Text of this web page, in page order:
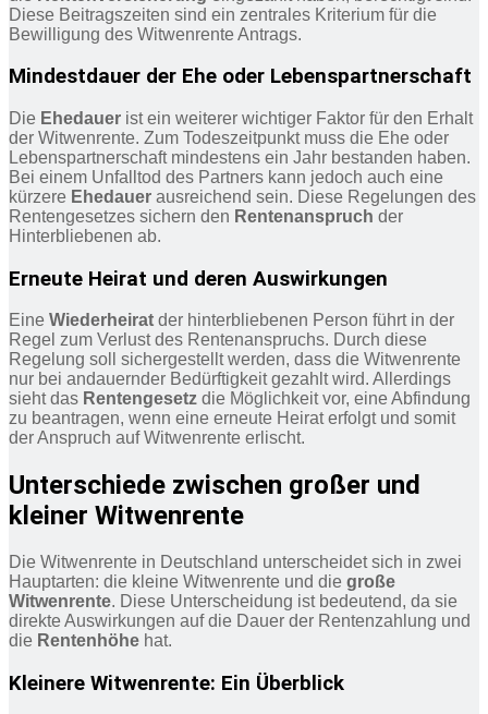
Diese Beitragszeiten sind ein zentrales Kriterium für die
Bewilligung des Witwenrente Antrags.
Mindestdauer der Ehe oder Lebenspartnerschaft
Die Ehedauer ist ein weiterer wichtiger Faktor für den Erhalt
der Witwenrente. Zum Todeszeitpunkt muss die Ehe oder
Lebenspartnerschaft mindestens ein Jahr bestanden haben.
Bei einem Unfalltod des Partners kann jedoch auch eine
kürzere Ehedauer ausreichend sein. Diese Regelungen des
Rentengesetzes sichern den Rentenanspruch der
Hinterbliebenen ab.
Erneute Heirat und deren Auswirkungen
Eine Wiederheirat der hinterbliebenen Person führt in der
Regel zum Verlust des Rentenanspruchs. Durch diese
Regelung soll sichergestellt werden, dass die Witwenrente
nur bei andauernder Bedürftigkeit gezahlt wird. Allerdings
sieht das Rentengesetz die Möglichkeit vor, eine Abfindung
zu beantragen, wenn eine erneute Heirat erfolgt und somit
der Anspruch auf Witwenrente erlischt.
Unterschiede zwischen großer und
kleiner Witwenrente
Die Witwenrente in Deutschland unterscheidet sich in zwei
Hauptarten: die kleine Witwenrente und die große
Witwenrente. Diese Unterscheidung ist bedeutend, da sie
direkte Auswirkungen auf die Dauer der Rentenzahlung und
die Rentenhöhe hat.
Kleinere Witwenrente: Ein Überblick